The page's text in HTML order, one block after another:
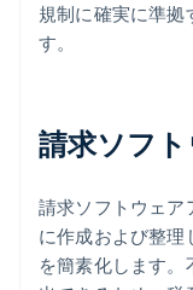
規制に確実に準拠
す。
請求ソフ
請求ソフトウェア
に作成および整
を簡素化します。